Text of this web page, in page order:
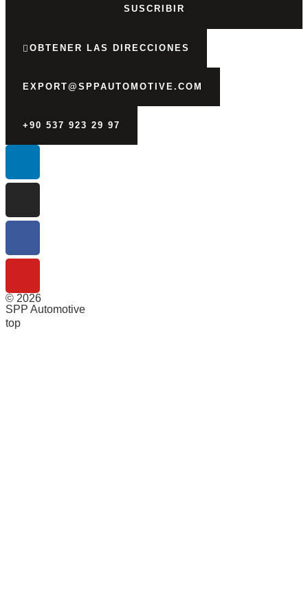
SUSCRIBIR
OBTENER LAS DIRECCIONES
EXPORT@SPPAUTOMOTIVE.COM
+90 537 923 29 97
© 2026
SPP Automotive
top